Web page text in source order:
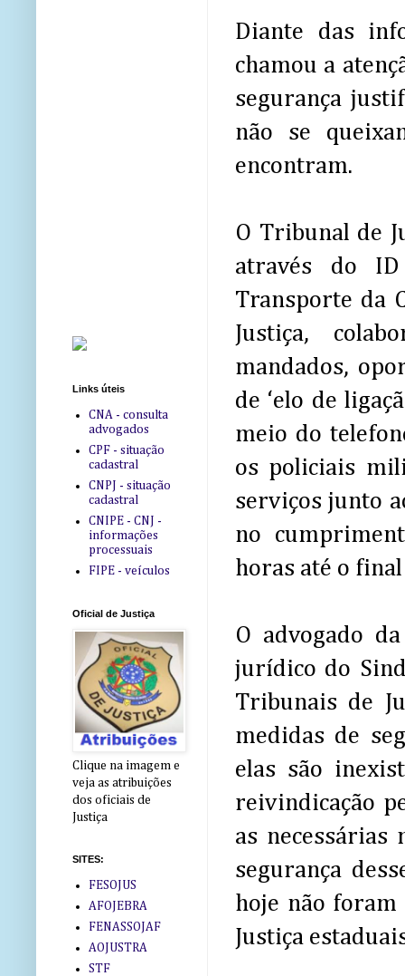
Diante das
chamou a
segurança
não se
encontram.
O Tribunal de
através do
Transporte da
Justiça,
mandados,
de ‘elo de
meio do
os policiais
serviços junto
no
horas até o
O advogado
jurídico do
Tribunais de
medidas de
elas são
reivindicação
as necessárias
segurança
hoje não foram
Justiça
Links úteis
CNA - consulta
advogados
CPF - situação
cadastral
CNPJ - situação
cadastral
CNIPE - CNJ -
informações
processuais
FIPE - veículos
Oficial de Justiça
Clique na imagem e
veja as atribuições
dos oficiais de
Justiça
SITES:
FESOJUS
AFOJEBRA
FENASSOJAF
AOJUSTRA
STF